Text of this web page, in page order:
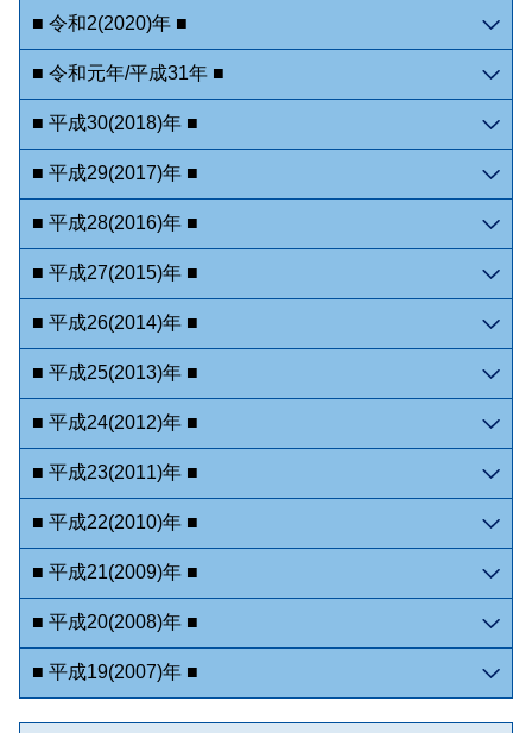
■ 令和2(2020)年 ■
■ 令和元年/平成31年 ■
■ 平成30(2018)年 ■
■ 平成29(2017)年 ■
■ 平成28(2016)年 ■
■ 平成27(2015)年 ■
■ 平成26(2014)年 ■
■ 平成25(2013)年 ■
■ 平成24(2012)年 ■
■ 平成23(2011)年 ■
■ 平成22(2010)年 ■
■ 平成21(2009)年 ■
■ 平成20(2008)年 ■
■ 平成19(2007)年 ■